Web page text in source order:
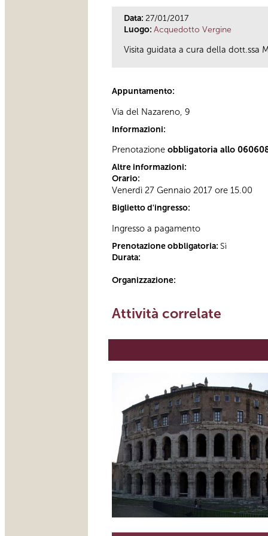
Data: 27/01/2017
Luogo: Acquedotto Vergine
Visita guidata a cura della dott.ssa
Appuntamento:
Via del Nazareno, 9
Informazioni:
Prenotazione obbligatoria allo
Altre informazioni:
Orario:
Venerdì 27 Gennaio 2017 ore 15.00
Biglietto d'ingresso:
Ingresso a pagamento
Prenotazione obbligatoria: Sì
Durata:
Organizzazione:
Attività correlate